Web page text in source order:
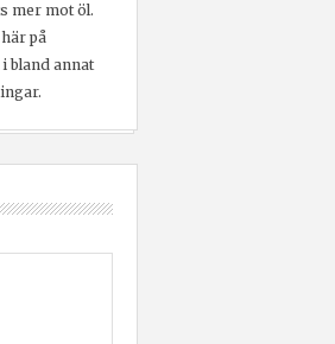
mer mot öl.
på
bland annat